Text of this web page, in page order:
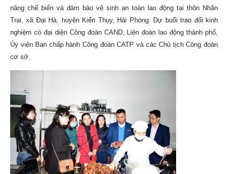
năng chế biến và đảm bảo vệ sinh an toàn lao động tại thôn Nhân
Trai, xã Đại Hà, huyện Kiến Thụy, Hải Phòng. Dự buổi trao đổi kinh
nghiệm có đại diện Công đoàn CAND, Liên đoàn lao động thành phố,
Ủy viên Ban chấp hành Công đoàn CATP và các Chủ tịch Công đoàn
cơ sở.